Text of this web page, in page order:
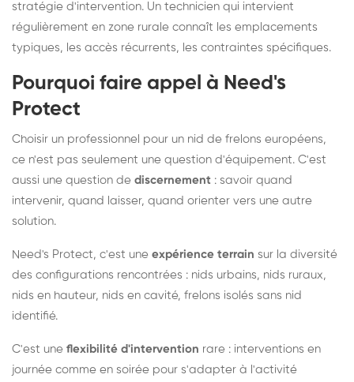
stratégie d'intervention. Un technicien qui intervient
régulièrement en zone rurale connaît les emplacements
typiques, les accès récurrents, les contraintes spécifiques.
Pourquoi faire appel à Need's
Protect
Choisir un professionnel pour un nid de frelons européens,
ce n'est pas seulement une question d'équipement. C'est
aussi une question de discernement : savoir quand
intervenir, quand laisser, quand orienter vers une autre
solution.
Need's Protect, c'est une expérience terrain sur la diversité
des configurations rencontrées : nids urbains, nids ruraux,
nids en hauteur, nids en cavité, frelons isolés sans nid
identifié.
C'est une flexibilité d'intervention rare : interventions en
journée comme en soirée pour s'adapter à l'activité